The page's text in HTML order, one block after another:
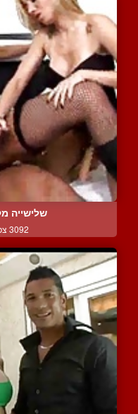
שלישייה
3092 צפיות